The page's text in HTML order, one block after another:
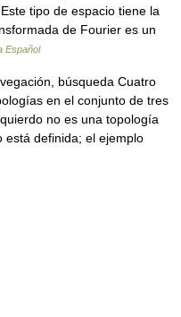
tipo de espacio tiene la
de Fourier es un
Español
búsqueda Cuatro
en el conjunto de tres
no es una topología
está definida; el ejemplo